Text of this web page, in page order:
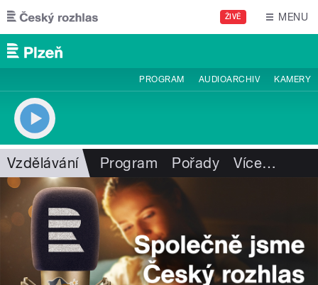
Přejít k hlavnímu obsahu
ŽIVĚ MENU
PROGRAM AUDIOARCHIV KAMERY
Vzdělávání Program Pořady Více…